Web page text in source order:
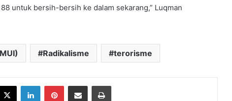
untuk bersih-bersih ke dalam sekarang,” Luqman
Radikalisme terorisme
X LinkedInPinterestShare via Email Print